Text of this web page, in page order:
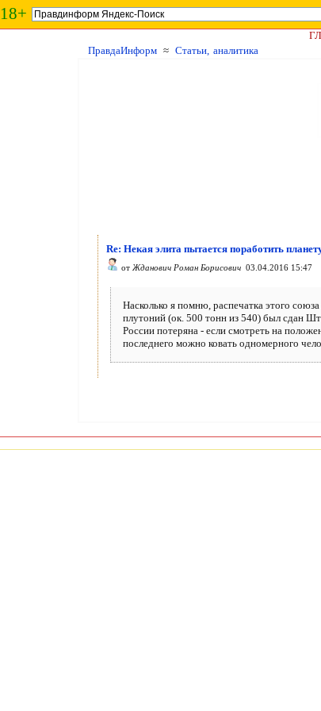
18+
ПравдаИнформ ≈ Статьи, аналитика
Re: Некая элита пытается поработить
от Жданович Роман Борисович 03.04.2016 15:47
Насколько я помню, распечатка этого
плутоний (ок. 500 тонн из 540) был сдан
России потеряна - если смотреть на
последнего можно ковать одномерного